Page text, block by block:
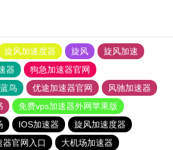
旋风加速度器 旋风
旋风加速
器
狗急加速器官网
鸟 优途加速器官网
风驰加速器
免费vps加速器外网苹果版
IOS加速器
旋风加速度器
器官网入口 大机场加速器